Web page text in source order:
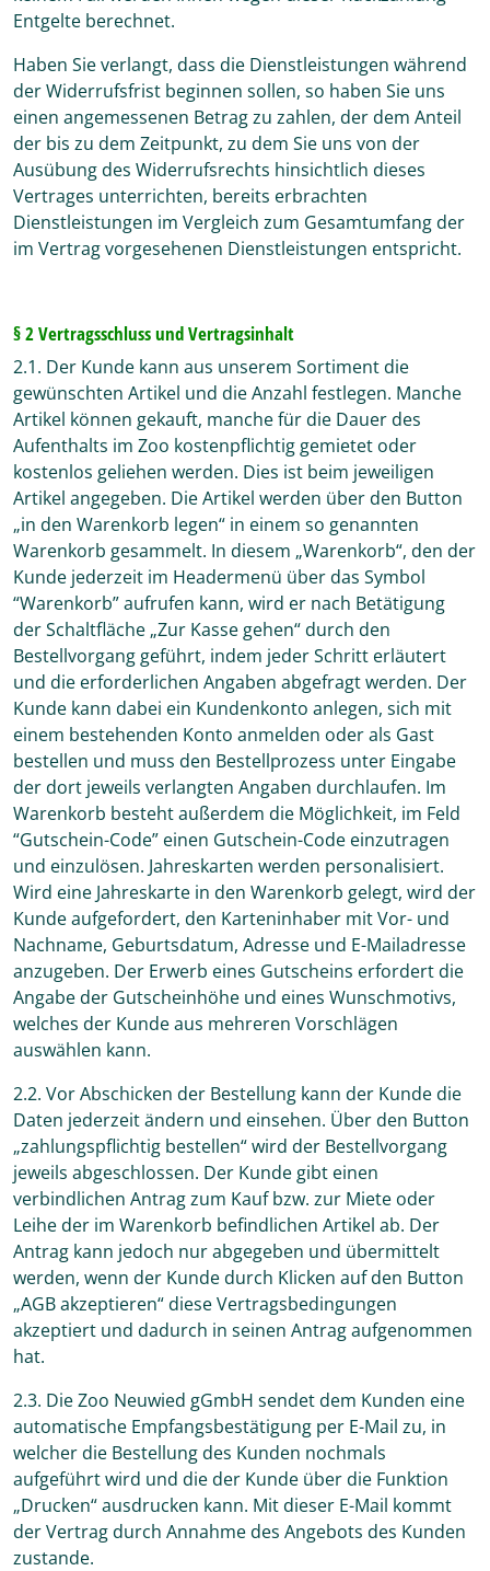
Entgelte berechnet.
Haben Sie verlangt, dass die Dienstleistungen während
der Widerrufsfrist beginnen sollen, so haben Sie uns
einen angemessenen Betrag zu zahlen, der dem Anteil
der bis zu dem Zeitpunkt, zu dem Sie uns von der
Ausübung des Widerrufsrechts hinsichtlich dieses
Vertrages unterrichten, bereits erbrachten
Dienstleistungen im Vergleich zum Gesamtumfang der
im Vertrag vorgesehenen Dienstleistungen entspricht.
§ 2 Vertragsschluss und Vertragsinhalt
2.1. Der Kunde kann aus unserem Sortiment die
gewünschten Artikel und die Anzahl festlegen. Manche
Artikel können gekauft, manche für die Dauer des
Aufenthalts im Zoo kostenpflichtig gemietet oder
kostenlos geliehen werden. Dies ist beim jeweiligen
Artikel angegeben. Die Artikel werden über den Button
„in den Warenkorb legen“ in einem so genannten
Warenkorb gesammelt. In diesem „Warenkorb“, den der
Kunde jederzeit im Headermenü über das Symbol
“Warenkorb” aufrufen kann, wird er nach Betätigung
der Schaltfläche „Zur Kasse gehen“ durch den
Bestellvorgang geführt, indem jeder Schritt erläutert
und die erforderlichen Angaben abgefragt werden. Der
Kunde kann dabei ein Kundenkonto anlegen, sich mit
einem bestehenden Konto anmelden oder als Gast
bestellen und muss den Bestellprozess unter Eingabe
der dort jeweils verlangten Angaben durchlaufen. Im
Warenkorb besteht außerdem die Möglichkeit, im Feld
“Gutschein-Code” einen Gutschein-Code einzutragen
und einzulösen. Jahreskarten werden personalisiert.
Wird eine Jahreskarte in den Warenkorb gelegt, wird der
Kunde aufgefordert, den Karteninhaber mit Vor- und
Nachname, Geburtsdatum, Adresse und E-Mailadresse
anzugeben. Der Erwerb eines Gutscheins erfordert die
Angabe der Gutscheinhöhe und eines Wunschmotivs,
welches der Kunde aus mehreren Vorschlägen
auswählen kann.
2.2. Vor Abschicken der Bestellung kann der Kunde die
Daten jederzeit ändern und einsehen. Über den Button
„zahlungspflichtig bestellen“ wird der Bestellvorgang
jeweils abgeschlossen. Der Kunde gibt einen
verbindlichen Antrag zum Kauf bzw. zur Miete oder
Leihe der im Warenkorb befindlichen Artikel ab. Der
Antrag kann jedoch nur abgegeben und übermittelt
werden, wenn der Kunde durch Klicken auf den Button
„AGB akzeptieren“ diese Vertragsbedingungen
akzeptiert und dadurch in seinen Antrag aufgenommen
hat.
2.3. Die Zoo Neuwied gGmbH sendet dem Kunden eine
automatische Empfangsbestätigung per E-Mail zu, in
welcher die Bestellung des Kunden nochmals
aufgeführt wird und die der Kunde über die Funktion
„Drucken“ ausdrucken kann. Mit dieser E-Mail kommt
der Vertrag durch Annahme des Angebots des Kunden
zustande.